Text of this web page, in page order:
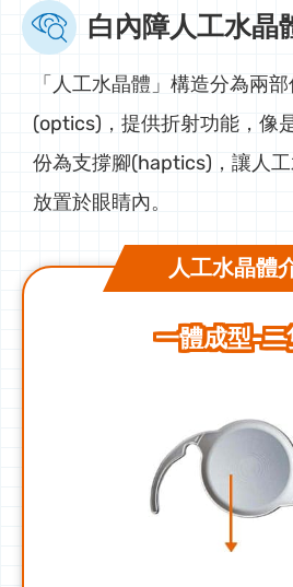
白內障人工水晶
「人工水晶體」構造分為兩
(optics)，提供折射功能，像
份為支撐腳(haptics)，讓人
放置於眼睛內。
人工水晶體
一體成型-二